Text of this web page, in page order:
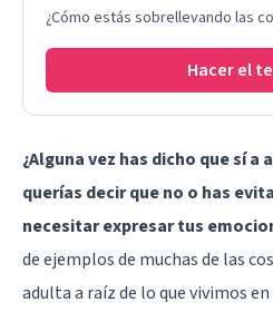
¿Cómo estás sobrellevando las
Hacer el
¿Alguna vez has dicho que sí
querías decir que no o has
necesitar expresar tus
de ejemplos de muchas de las
adulta a raíz de lo que vivimos